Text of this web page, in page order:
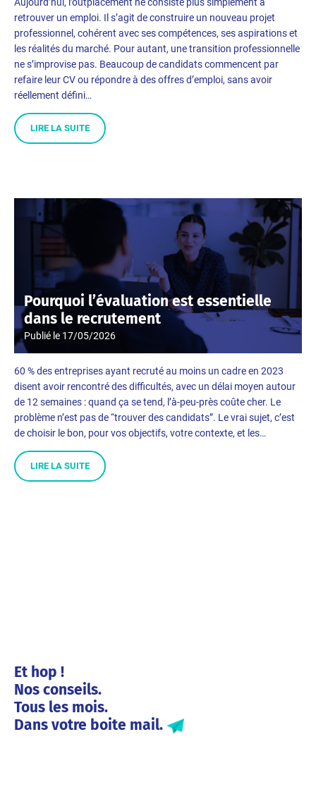
retrouver un emploi. Il s’agit de construire un nouveau projet
professionnel, cohérent avec ses compétences, ses aspirations et
les réalités du marché. Pour autant, une transition professionnelle
ne s’improvise pas. Beaucoup de candidats commencent par
refaire leur CV ou répondre à des offres d’emploi, sans avoir
réellement défini…
LIRE LA SUITE
Pourquoi l’évaluation est essentielle
dans le recrutement
Publié le 17/05/2026
60 % des entreprises ayant recruté au moins un cadre en 2023
disent avoir rencontré des difficultés, avec un délai moyen autour
de 12 semaines : quand ça se tend, l’à-peu-près coûte cher. Le
problème n’est pas de “trouver des candidats”. Le vrai sujet, c’est
de choisir le bon, pour vos objectifs, votre contexte, et les…
LIRE LA SUITE
Et hop !
Nos conseils.
Tous les mois.
Dans votre boite mail.